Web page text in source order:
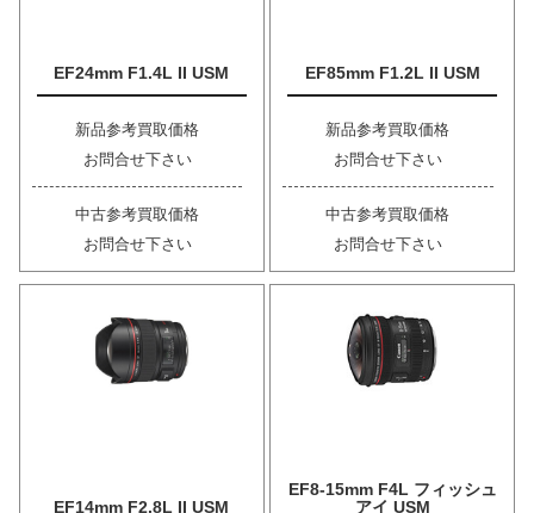
EF24mm F1.4L II USM
新品参考買取価格
お問合せ下さい
中古参考買取価格
お問合せ下さい
EF85mm F1.2L II USM
新品参考買取価格
お問合せ下さい
中古参考買取価格
お問合せ下さい
EF14mm F2.8L II USM
EF8-15mm F4L フィッシュ
アイ USM